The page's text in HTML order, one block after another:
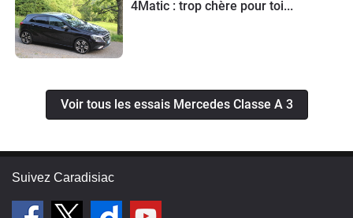
4Matic : trop chère pour toi...
Voir tous les essais Mercedes Classe A 3
Suivez Caradisiac